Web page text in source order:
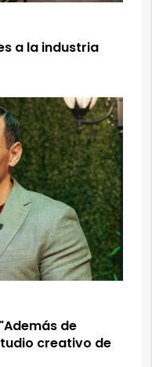
a la industria
de
creativo de